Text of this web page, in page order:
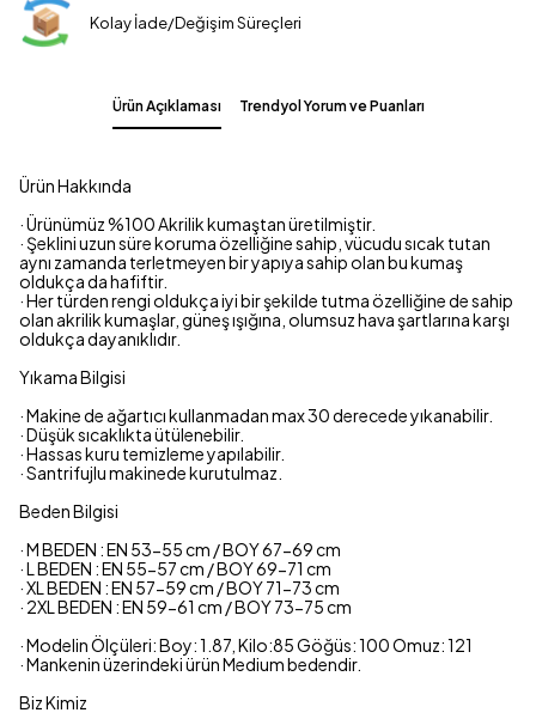
Kolay İade/Değişim Süreçleri
Ürün Açıklaması Trendyol Yorum ve Puanları
Ürün Hakkında
· Ürünümüz %100 Akrilik kumaştan üretilmiştir.
· Şeklini uzun süre koruma özelliğine sahip, vücudu sıcak tutan
aynı zamanda terletmeyen bir yapıya sahip olan bu kumaş
oldukça da hafiftir.
· Her türden rengi oldukça iyi bir şekilde tutma özelliğine de sahip
olan akrilik kumaşlar, güneş ışığına, olumsuz hava şartlarına karşı
oldukça dayanıklıdır.
Yıkama Bilgisi
· Makine de ağartıcı kullanmadan max 30 derecede yıkanabilir.
· Düşük sıcaklıkta ütülenebilir.
· Hassas kuru temizleme yapılabilir.
· Santrifujlu makinede kurutulmaz.
Beden Bilgisi
· M BEDEN : EN 53-55 cm / BOY 67-69 cm
· L BEDEN : EN 55-57 cm / BOY 69-71 cm
· XL BEDEN : EN 57-59 cm / BOY 71-73 cm
· 2XL BEDEN : EN 59-61 cm / BOY 73-75 cm
· Modelin Ölçüleri: Boy: 1.87, Kilo:85 Göğüs: 100 Omuz: 121
· Mankenin üzerindeki ürün Medium bedendir.
Biz Kimiz